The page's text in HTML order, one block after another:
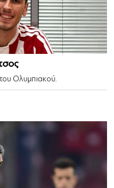
Ολυμπιακού.